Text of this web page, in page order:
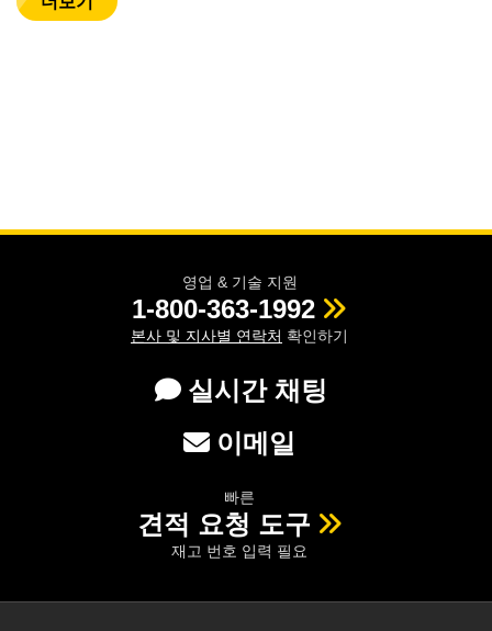
영업 & 기술 지원
1-800-363-1992
본사 및 지사별 연락처 확인하기
실시간 채팅
이메일
빠른
견적 요청 도구
재고 번호 입력 필요